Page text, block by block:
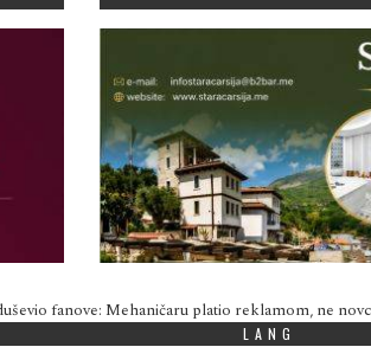
fanove: Mehaničaru platio reklamom, ne
LANG